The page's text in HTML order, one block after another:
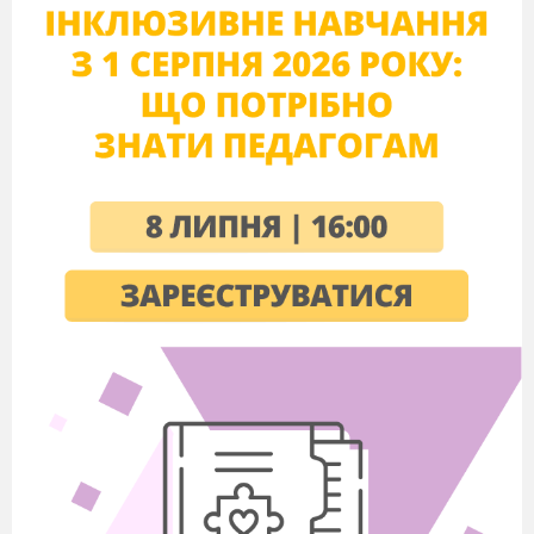
державі?
Вірші дітей.
Україно моя мила,
Ти моя рідненька,
Хоч іще маленька.
Я люблю пісні співати,
Ті, що навчила мене мати.
Вони ніжні і красиві,
-Як і мама, такі милі.
Із старшим братом я дружу,
Часто в музей з ним ходжу.
І все там пильно розглядаю,
Давно історію вивчаю.